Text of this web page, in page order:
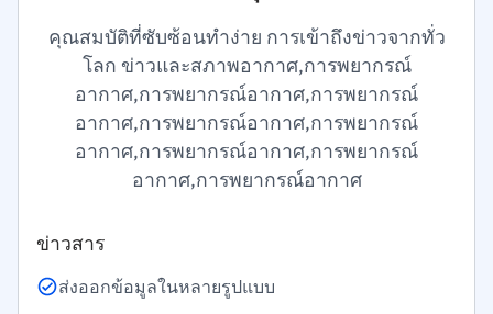
คุณสมบัติที่ซับซ้อนทำง่าย การเข้าถึงข่าวจากทั่ว
โลก ข่าวและสภาพอากาศ,การพยากรณ์
อากาศ,การพยากรณ์อากาศ,การพยากรณ์
อากาศ,การพยากรณ์อากาศ,การพยากรณ์
อากาศ,การพยากรณ์อากาศ,การพยากรณ์
อากาศ,การพยากรณ์อากาศ
ข่าวสาร
ส่งออกข้อมูลในหลายรูปแบบ